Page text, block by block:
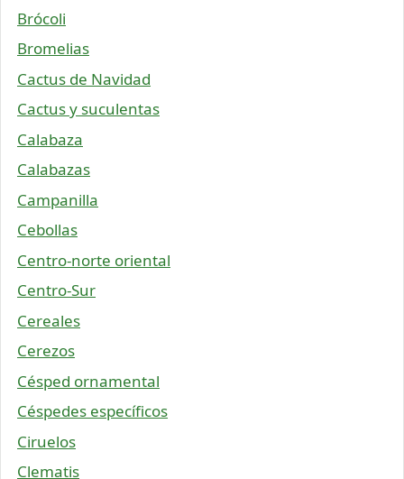
Brócoli
Bromelias
Cactus de Navidad
Cactus y suculentas
Calabaza
Calabazas
Campanilla
Cebollas
Centro-norte oriental
Centro-Sur
Cereales
Cerezos
Césped ornamental
Céspedes específicos
Ciruelos
Clematis